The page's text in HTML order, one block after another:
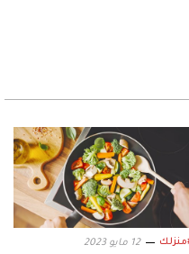
12 مايو 2023